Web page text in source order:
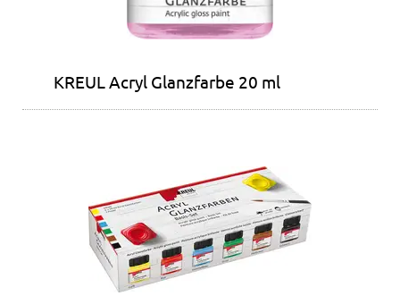
KREUL Acryl Glanzfarbe 20 ml